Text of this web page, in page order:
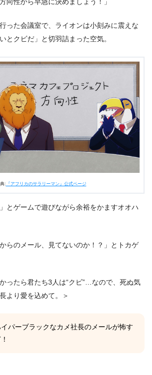
った会議室で、ライオンは小刻みに震えな
とクビだ」と切羽詰まった空気。
: 『アフリカのサラリーマン』公式ページ
とゲームで遊びながら余裕をかますオオハ
らのメール、見てないのか！？」とトカゲ
ったら君たち3人は“クビ”…なので、死ぬ気
より愛を込めて。＞
パーブラックなカメ社長のメールが怖す